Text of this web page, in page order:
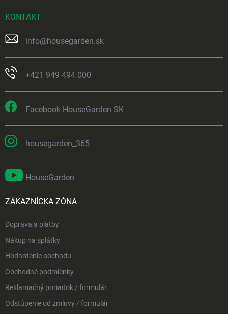
KONTAKT
info@housegarden.sk
+421 949 494 000
Facebook HouseGarden SK
housegarden_365
HouseGarden
ZÁKAZNÍCKA ZÓNA
Doprava a platby
Nákup na splátky
Hodnotenie obchodu
Obchodné podmienky
Reklamačný poriadok / formulár
Odstúpenie od zmluvy / formulár